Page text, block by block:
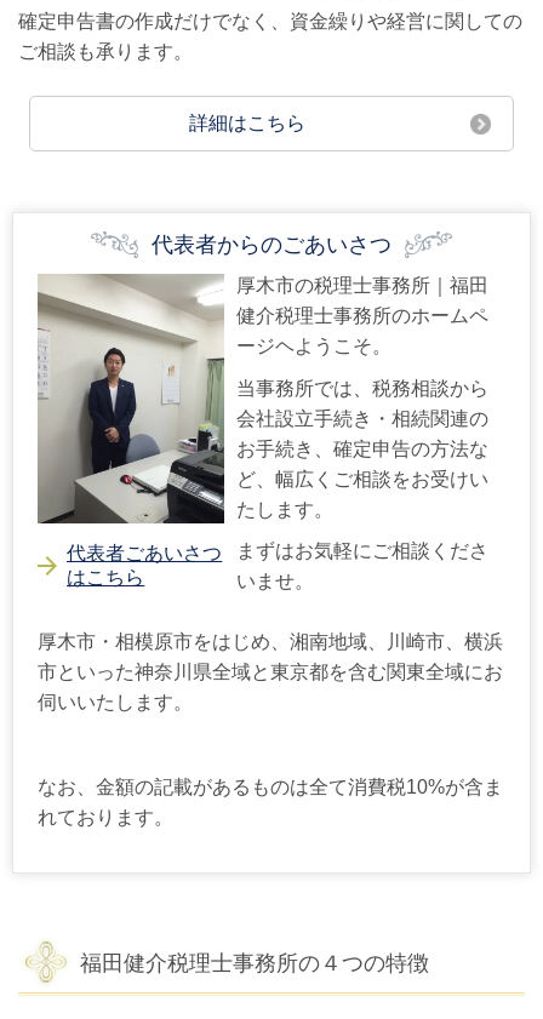
確定申告書の作成だけでなく、資金繰りや経営に関しての
ご相談も承ります。
詳細はこちら
代表者からのごあいさつ
代表者ごあいさつ
はこちら
厚木市の税理士事務所｜福田
健介税理士事務所のホームペ
ージヘようこそ。
当事務所では、税務相談から
会社設立手続き・相続関連の
お手続き、確定申告の方法な
ど、幅広くご相談をお受けい
たします。
まずはお気軽にご相談くださ
いませ。
厚木市・相模原市をはじめ、湘南地域、川崎市、横浜
市といった神奈川県全域と東京都を含む関東全域にお
伺いいたします。
なお、金額の記載があるものは全て消費税10%が含ま
れております。
福田健介税理士事務所の４つの特徴